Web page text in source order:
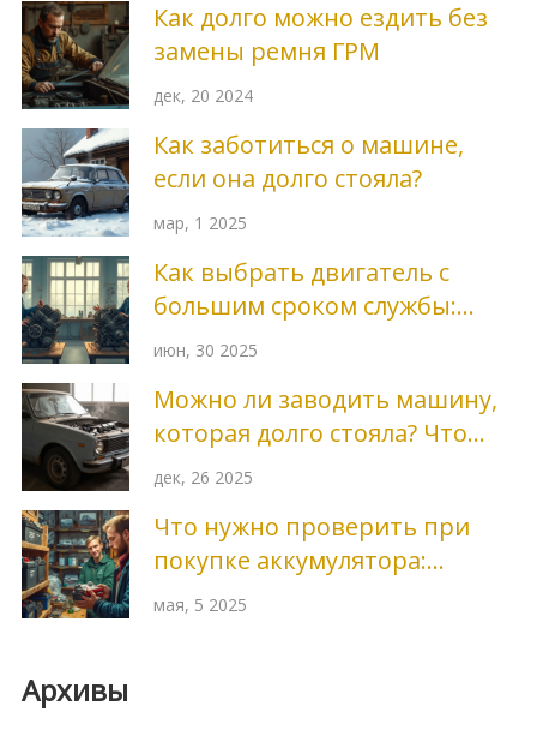
Как долго можно ездить без
замены ремня ГРМ
дек, 20 2024
Как заботиться о машине,
если она долго стояла?
мар, 1 2025
Как выбрать двигатель с
большим сроком службы:
секреты надежности и
июн, 30 2025
Можно ли заводить машину,
которая долго стояла? Что
делать, чтобы не сломать
дек, 26 2025
Что нужно проверить при
покупке аккумулятора:
главные нюансы выбора
мая, 5 2025
Архивы